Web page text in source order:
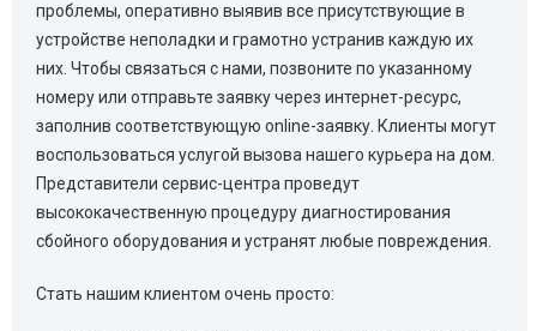
проблемы, оперативно выявив все присутствующие в
устройстве неполадки и грамотно устранив каждую их
них. Чтобы связаться с нами, позвоните по указанному
номеру или отправьте заявку через интернет-ресурс,
заполнив соответствующую online-заявку. Клиенты могут
воспользоваться услугой вызова нашего курьера на дом.
Представители сервис-центра проведут
высококачественную процедуру диагностирования
сбойного оборудования и устранят любые повреждения.
Стать нашим клиентом очень просто: